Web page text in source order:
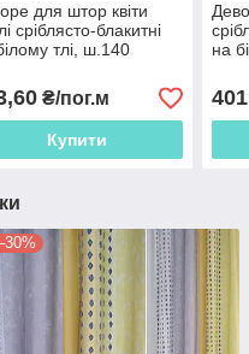
для штор квіти
сріблясто-блакитні
тлі, ш.140
₴/пог.м
Купити
на